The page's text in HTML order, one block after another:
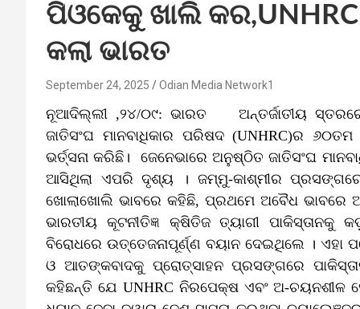
ପିଓକେକୁ ଖାଲି କର,UNHRC
କଲା ଭାରତ
September 24, 2025 Odian Media Network1
ନୂଆଦିଲ୍ଲୀ ,୨୪/୦୯: ଭାରତ ଅନ୍ତର୍ଜାତୀୟ
ଜାତିସଂଘ ମାନବାଧିକାର ପରିଷଦ (UNHRC)ର
ଭର୍ତ୍ସନା କରିଛି। ଜେନେଭାରେ ଅନୁଷ୍ଠିତ ଜାତିସଂଘ
ଆସିଥିଲା ଏପରି ଦୃଶ୍ୟ । ଜମ୍ମୁ-କାଶ୍ମୀର ପ୍ରସଙ୍ଗରେ
ଖୋଲାଖୋଲି ଭାବରେ କହିଛି, ପ୍ରଥମେ ଅବୈଧ ଭାବରେ
ଭାରତୀୟ କୂଟନୀତିଜ୍ଞ କ୍ଷିତିଜ ତ୍ୟାଗୀ ପାକିସ୍ତାନକୁ
ବିରୋଧରେ ଉତ୍ତେଜନାପୂର୍ଣ୍ଣ ବୟାନ ଦେଇଥିଲେ । ଏହା
ଓ ଆତଙ୍କବାଦକୁ ପ୍ରୋତ୍ସାହନ ପ୍ରସଙ୍ଗରେ
କହିଛନ୍ତି ଯେ UNHRC ନିରପେକ୍ଷ ଏବଂ ଅ-ଚୟନଶୀଳ